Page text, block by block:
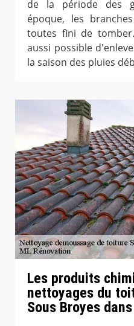
de la période des
époque, les
toutes fini de
aussi possible
la saison des pluies
Les produits
nettoyages du
Sous Broyes